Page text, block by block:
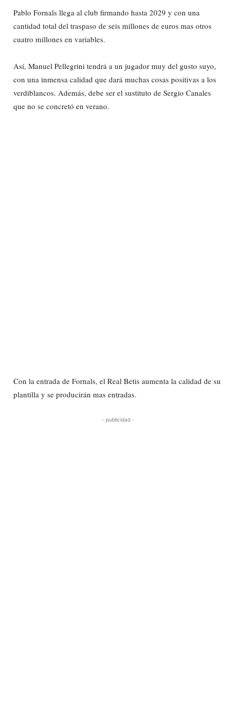
Pablo Fornals llega al club firmando hasta 2029 y con una
cantidad total del traspaso de seis millones de euros mas otros
cuatro millones en variables.
Así, Manuel Pellegrini tendrá a un jugador muy del gusto suyo,
con una inmensa calidad que dará muchas cosas positivas a los
verdiblancos. Además, debe ser el sustituto de Sergio Canales
que no se concretó en verano.
Con la entrada de Fornals, el Real Betis aumenta la calidad de su
plantilla y se producirán mas entradas.
- publicidad -